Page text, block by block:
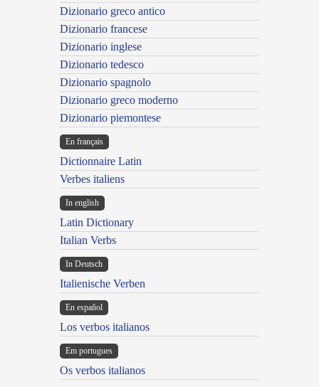
Dizionario greco antico
Dizionario francese
Dizionario inglese
Dizionario tedesco
Dizionario spagnolo
Dizionario greco moderno
Dizionario piemontese
En français
Dictionnaire Latin
Verbes italiens
In english
Latin Dictionary
Italian Verbs
In Deutsch
Italienische Verben
En español
Los verbos italianos
Em portugues
Os verbos italianos